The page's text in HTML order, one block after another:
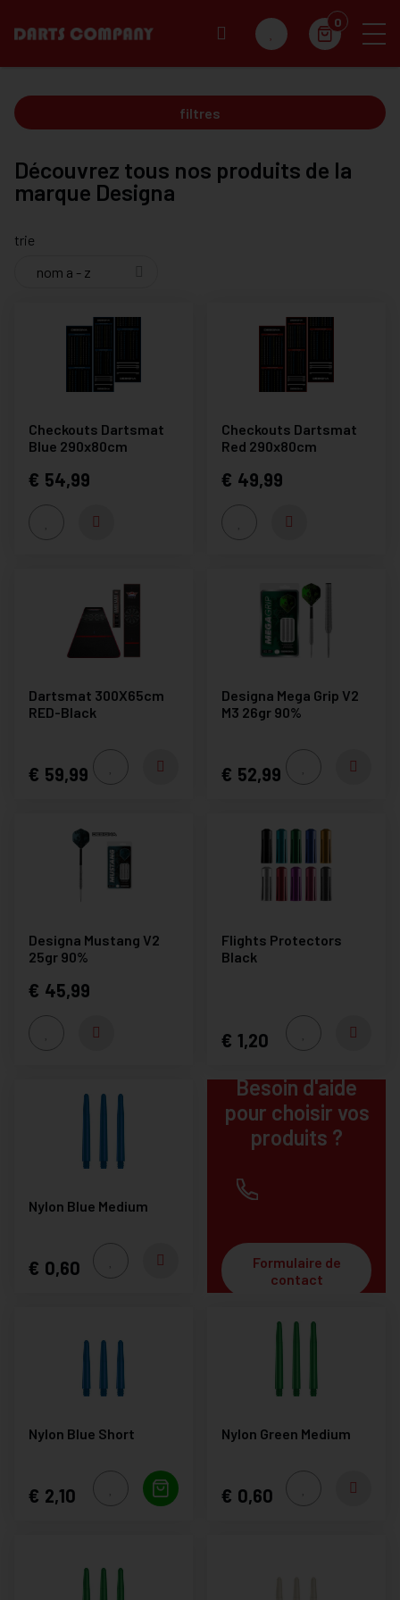
0
filtres
Découvrez tous nos produits de la
marque Designa
trie
Checkouts Dartsmat
Blue 290x80cm
54,99
Checkouts Dartsmat
Red 290x80cm
49,99
Dartsmat 300X65cm
RED-Black
59,99
Designa Mega Grip V2
M3 26gr 90%
52,99
Designa Mustang V2
25gr 90%
45,99
Flights Protectors
Black
1,20
Nylon Blue Medium
0,60
Besoin d'aide
pour choisir vos
produits ?
Formulaire de
contact
Nylon Blue Short
2,10
Nylon Green Medium
0,60